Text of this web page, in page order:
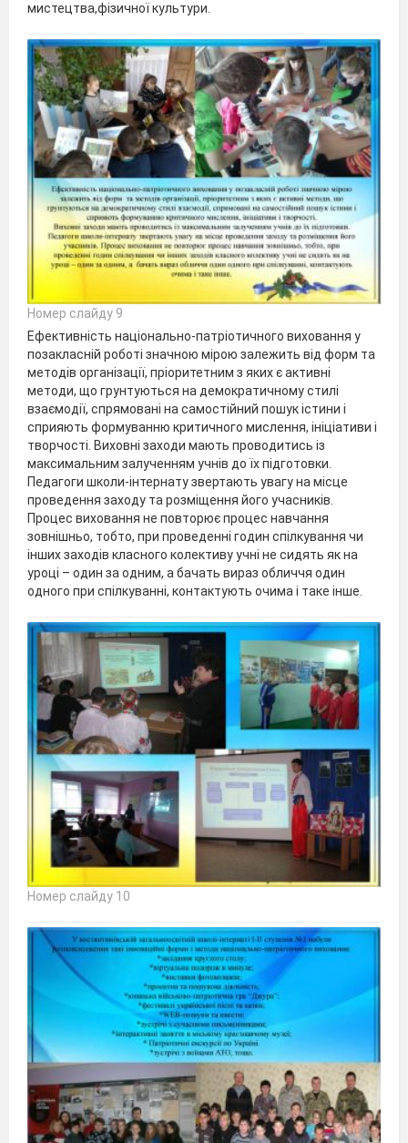
мистецтва,фізичної культури.
Номер слайду 9
Ефективність національно-патріотичного виховання у
позакласній роботі значною мірою залежить від форм та
методів організації, пріоритетним з яких є активні
методи, що грунтуються на демократичному стилі
взаємодії, спрямовані на самостійний пошук істини і
сприяють формуванню критичного мислення, ініціативи і
творчості. Виховні заходи мають проводитись із
максимальним залученням учнів до їх підготовки.
Педагоги школи-інтернату звертають увагу на місце
проведення заходу та розміщення його учасників.
Процес виховання не повторює процес навчання
зовнішньо, тобто, при проведенні годин спілкування чи
інших заходів класного колективу учні не сидять як на
уроці – один за одним, а бачать вираз обличчя один
одного при спілкуванні, контактують очима і таке інше.
Номер слайду 10